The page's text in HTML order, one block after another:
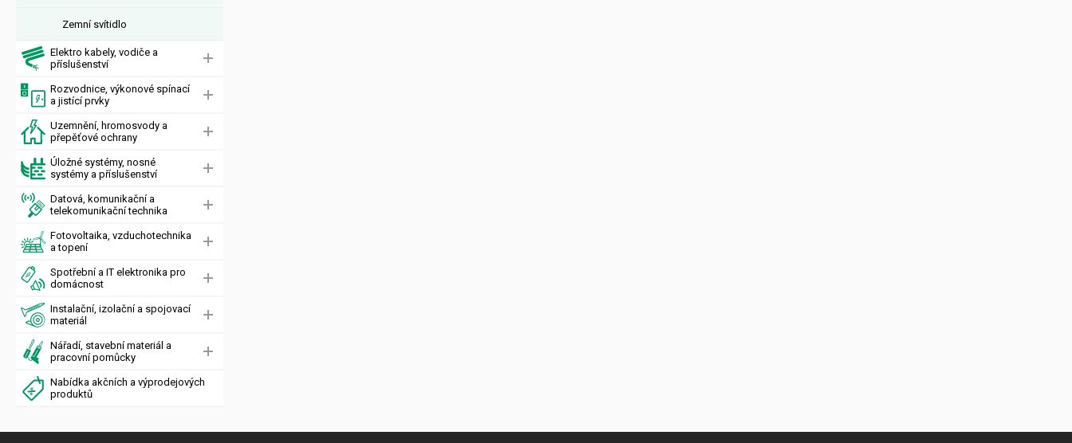
Zemní svítidlo
Elektro kabely, vodiče a
příslušenství
Rozvodnice, výkonové spínací
a jistící prvky
Uzemnění, hromosvody a
přepěťové ochrany
Úložné systémy, nosné
systémy a příslušenství
Datová, komunikační a
telekomunikační technika
Fotovoltaika, vzduchotechnika
a topení
Spotřební a IT elektronika pro
domácnost
Instalační, izolační a spojovací
materiál
Nářadí, stavební materiál a
pracovní pomůcky
Nabídka akčních a výprodejových
produktů